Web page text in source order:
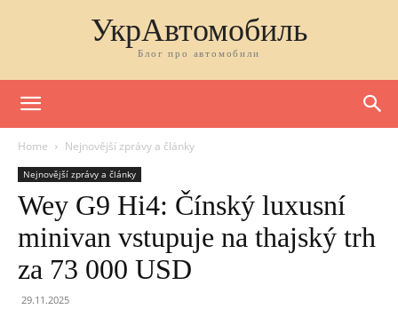
УкрАвтомобиль
Блог про автомобили
Home Nejnovější zprávy a články
Nejnovější zprávy a články
Wey G9 Hi4: Čínský luxusní
minivan vstupuje na thajský trh
za 73 000 USD
29.11.2025